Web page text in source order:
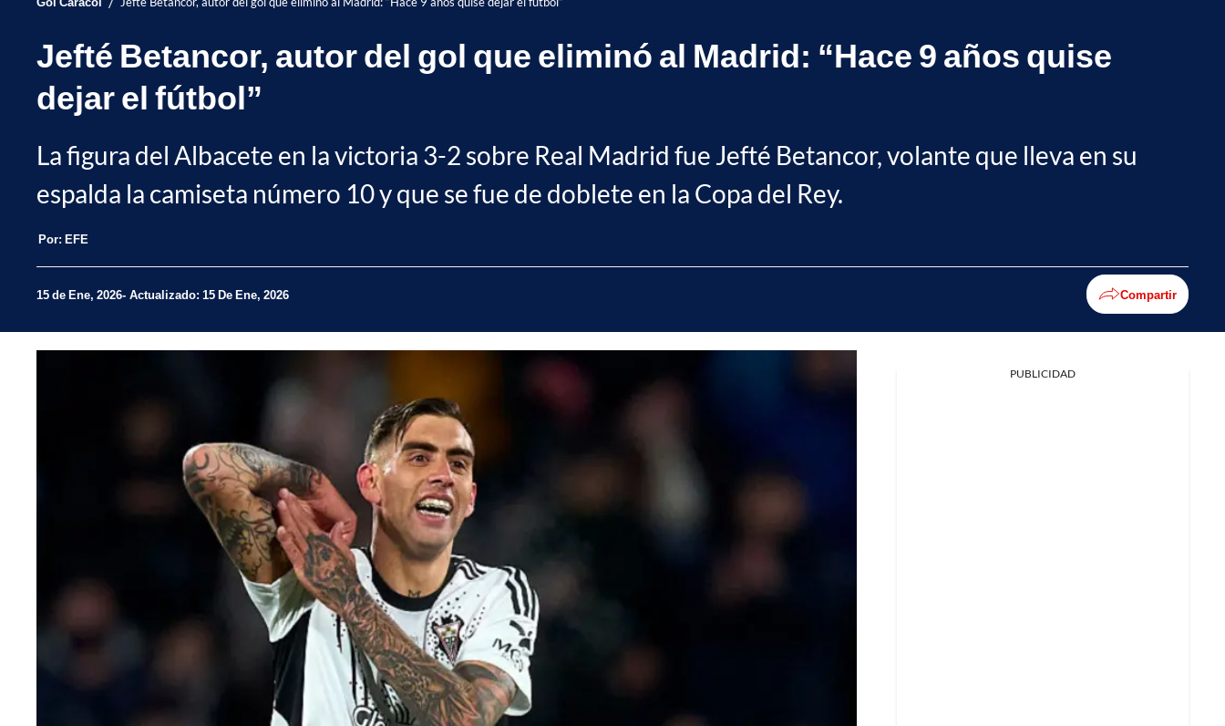
Jefté Betancor, autor del gol que eliminó al Madrid: “Hace 9 años quise
dejar el fútbol”
La figura del Albacete en la victoria 3-2 sobre Real Madrid fue Jefté Betancor, volante que lleva en su
espalda la camiseta número 10 y que se fue de doblete en la Copa del Rey.
Por: EFE
15 de Ene, 2026 Actualizado: 15 De Ene, 2026 Compartir
PUBLICIDAD